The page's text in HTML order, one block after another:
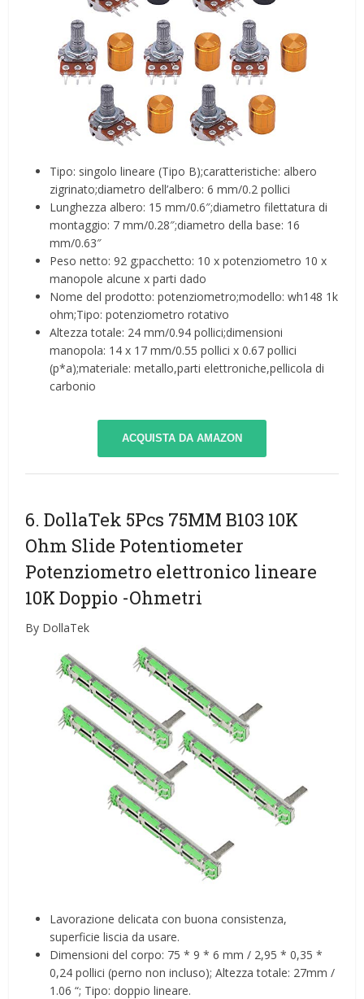
Tipo: singolo lineare (Tipo B);caratteristiche: albero
zigrinato;diametro dell’albero: 6 mm/0.2 pollici
Lunghezza albero: 15 mm/0.6″;diametro filettatura di
montaggio: 7 mm/0.28″;diametro della base: 16
mm/0.63″
Peso netto: 92 g;pacchetto: 10 x potenziometro 10 x
manopole alcune x parti dado
Nome del prodotto: potenziometro;modello: wh148 1k
ohm;Tipo: potenziometro rotativo
Altezza totale: 24 mm/0.94 pollici;dimensioni
manopola: 14 x 17 mm/0.55 pollici x 0.67 pollici
(p*a);materiale: metallo,parti elettroniche,pellicola di
carbonio
ACQUISTA DA AMAZON
6. DollaTek 5Pcs 75MM B103 10K
Ohm Slide Potentiometer
Potenziometro elettronico lineare
10K Doppio -Ohmetri
By DollaTek
Lavorazione delicata con buona consistenza,
superficie liscia da usare.
Dimensioni del corpo: 75 * 9 * 6 mm / 2,95 * 0,35 *
0,24 pollici (perno non incluso); Altezza totale: 27mm /
1.06 “; Tipo: doppio lineare.